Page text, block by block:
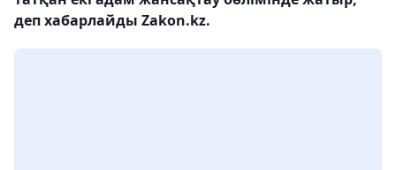
деп хабарлайды Zakon.kz.